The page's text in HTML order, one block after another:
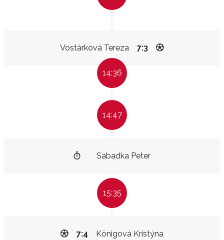
Vostárková Tereza 7:3
14:36
14:47
Sabadka Peter
15:35
Königová Kristýna
7:4